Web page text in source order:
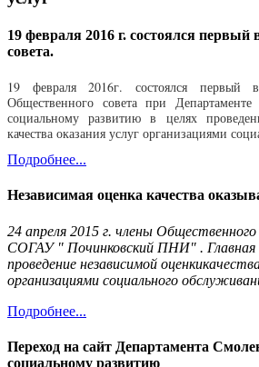
19 февраля 2016 г. состоялся
совета.
19 февраля 2016г. состоялся
Общественного совета при
социальному развитию в целях
качества оказания услуг организациями
Подробнее...
Независимая оценка качества
24 апреля 2015 г. члены
СОГАУ " Починковский ПНИ" . Главная
проведение независимой
организациями социального
Подробнее...
Переход на сайт Департамента
социальному развитию